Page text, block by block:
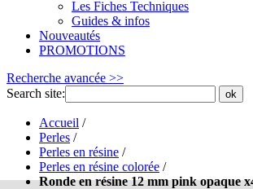
Les Fiches Techniques
Guides & infos
Nouveautés
PROMOTIONS
Recherche avancée >>
Search site:
ok
Accueil /
Perles /
Perles en résine /
Perles en résine colorée /
Ronde en résine 12 mm pink opaque